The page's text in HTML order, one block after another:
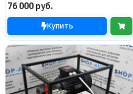
76 000 руб.
Купить